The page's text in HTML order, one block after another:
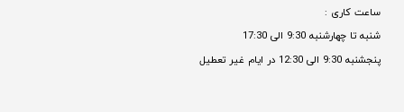
ساعت کاری :
شنبه تا چهارشنبه 9:30 الی 17:30
پنجشنبه 9:30 الی 12:30 در ایام غیر تعطیل